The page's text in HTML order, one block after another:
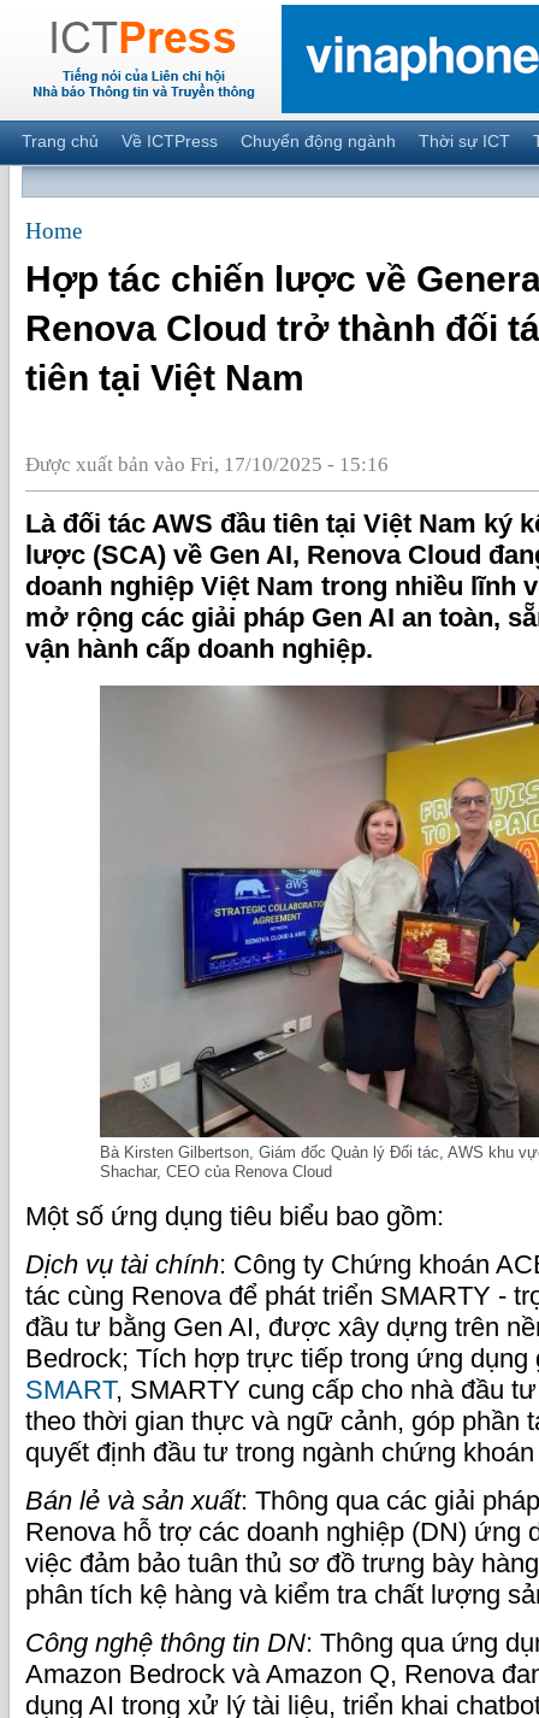
Trang chủ Về ICTPress Chuyển động ngành Thời sự ICT
Home
Hợp tác chiến lược về
Renova Cloud trở thành đối
tiên tại Việt Nam
Được xuất bản vào Fri, 17/10/2025 - 15:16
Là đối tác AWS đầu tiên tại Việt Nam ký
lược (SCA) về Gen AI, Renova Cloud
doanh nghiệp Việt Nam trong nhiều lĩnh
mở rộng các giải pháp Gen AI an toàn,
vận hành cấp doanh nghiệp.
Bà Kirsten Gilbertson, Giám đốc Quản lý Đối tác, AWS khu
Shachar, CEO của Renova Cloud
Một số ứng dụng tiêu biểu bao gồm:
Dịch vụ tài chính: Công ty Chứng khoán
tác cùng Renova để phát triển SMARTY -
đầu tư bằng Gen AI, được xây dựng trên
Bedrock; Tích hợp trực tiếp trong ứng
SMART, SMARTY cung cấp cho nhà đầu
theo thời gian thực và ngữ cảnh, góp phần
quyết định đầu tư trong ngành chứng
Bán lẻ và sản xuất: Thông qua các giải
Renova hỗ trợ các doanh nghiệp (DN) ứng
việc đảm bảo tuân thủ sơ đồ trưng bày
phân tích kệ hàng và kiểm tra chất lượng
Công nghệ thông tin DN: Thông qua ứng
Amazon Bedrock và Amazon Q, Renova
dụng AI trong xử lý tài liệu, triển khai